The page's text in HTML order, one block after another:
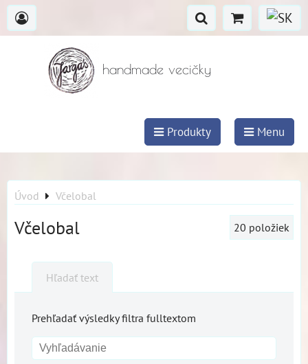
handmade vecičky
Produkty Menu
Úvod Včelobal
Včelobal 20 položiek
Hľadať text
Prehľadať výsledky filtra fulltextom